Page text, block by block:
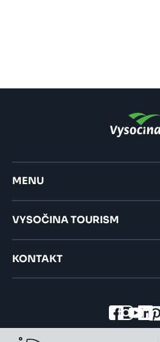
MENU
VYSOČINA TOURISM
KONTAKT